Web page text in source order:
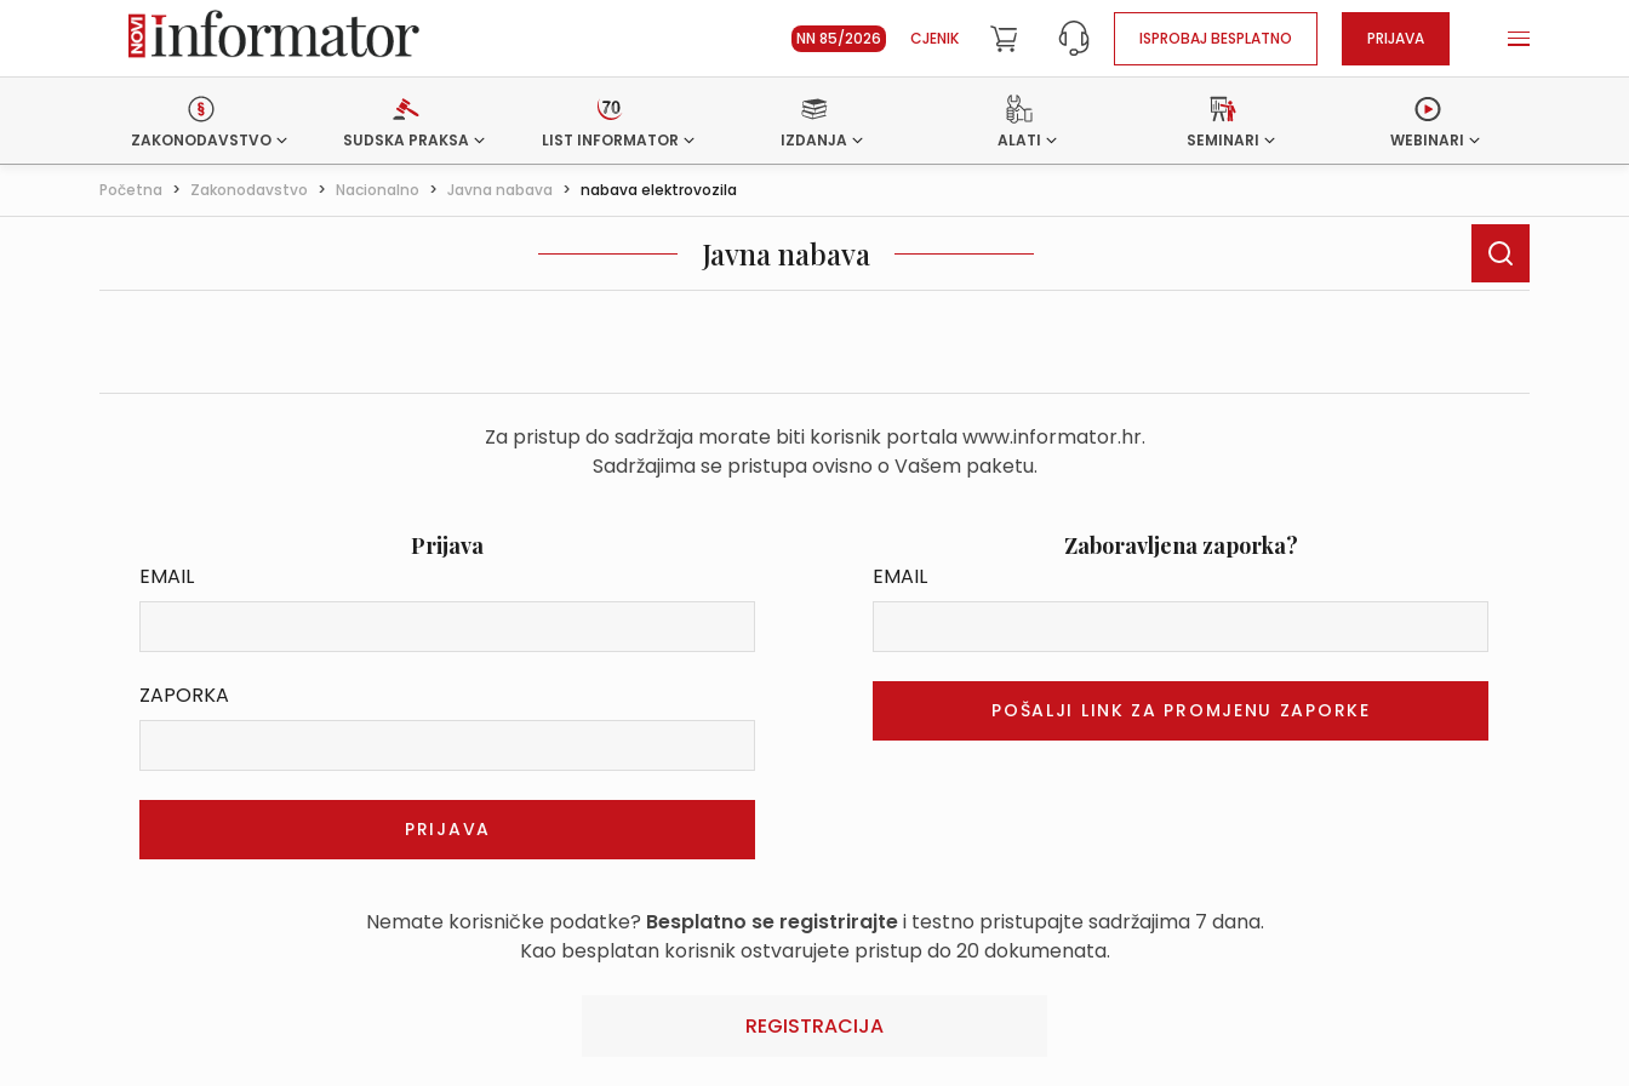
NN 85/2026 CJENIK ISPROBAJ BESPLATNO PRIJAVA
ZAKONODAVSTVO SUDSKA PRAKSA LIST INFORMATOR IZDANJA ALATI SEMINARI WEBINARI
Početna > Zakonodavstvo > Nacionalno > Javna nabava > nabava elektrovozila
Javna nabava
Za pristup do sadržaja morate biti korisnik portala www.informator.hr.
Sadržajima se pristupa ovisno o Vašem paketu.
Prijava
EMAIL
ZAPORKA
Zaboravljena zaporka?
EMAIL
Nemate korisničke podatke? Besplatno se registrirajtei testno pristupajte sadržajima 7 dana.
Kao besplatan korisnik ostvarujete pristup do 20 dokumenata.
REGISTRACIJA